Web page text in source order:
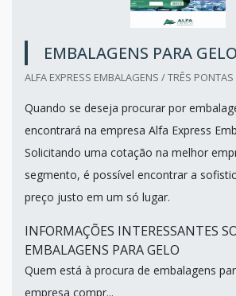
EMBALAGENS PARA GELO
ALFA EXPRESS EMBALAGENS / TRÊS
Quando se deseja procurar por
encontrará na empresa Alfa Express
Solicitando uma cotação na melhor
segmento, é possível encontrar a
preço justo em um só lugar.
INFORMAÇÕES INTERESSANTES
EMBALAGENS PARA GELO
Quem está à procura de embalagens
empresa compr...